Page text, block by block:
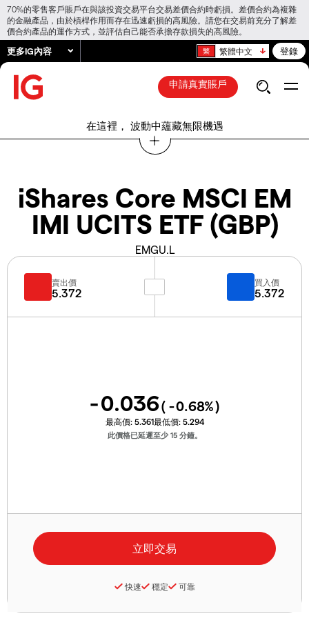
70%的零售客戶賬戶在與該投資交易平台交易差價合約時虧損。差價合約為複雜
的金融產品，由於槓桿作用而存在迅速虧損的高風險。請您在交易前充分了解差
價合約產品的運作方式，並評估自己能否承擔存款損失的高風險。
更多IG內容 繁體中文 登錄
申請真實賬戶
在這裡， 波動中蘊藏無限機遇
iShares Core MSCI EM
IMI UCITS ETF (GBP)
EMGU.L
賣出價
5.372
買入價
5.372
-0.036( -0.68%)
最高價: 5.361最低價: 5.294
此價格已延遲至少 15 分鐘。
快速 穩定 可靠